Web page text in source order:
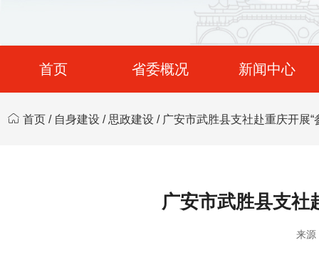
首页 省委概况 新闻中心
首页 / 自身建设 / 思政建设 / 广安市武胜县支社赴重庆开展
广安市武胜县支社
来源